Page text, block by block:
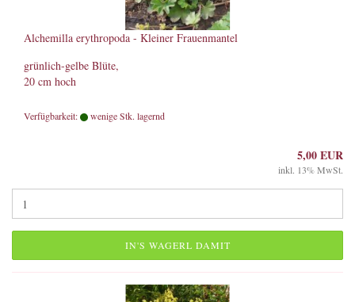
Alchemilla erythropoda - Kleiner Frauenmantel
grünlich-gelbe Blüte,
20 cm hoch
Verfügbarkeit: wenige Stk. lagernd
5,00 EUR
inkl. 13% MwSt.
IN'S WAGERL DAMIT